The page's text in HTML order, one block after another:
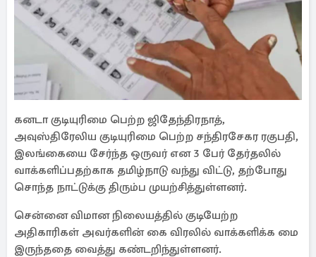
கனடா குடியுரிமை பெற்ற ஜிதேந்திரநாத்,
அவுஸ்திரேலிய குடியுரிமை பெற்ற சந்திரசேகர ரகுபதி,
இலங்கையை சேர்ந்த ஒருவர் என 3 பேர் தேர்தலில்
வாக்களிப்பதற்காக தமிழ்நாடு வந்து விட்டு, தற்போது
சொந்த நாட்டுக்கு திரும்ப முயற்சித்துள்ளனர்.
சென்னை விமான நிலையத்தில் குடியேற்ற
அதிகாரிகள் அவர்களின் கை விரலில் வாக்களிக்க மை
இருந்ததை வைத்து கண்டறிந்துள்ளனர்.